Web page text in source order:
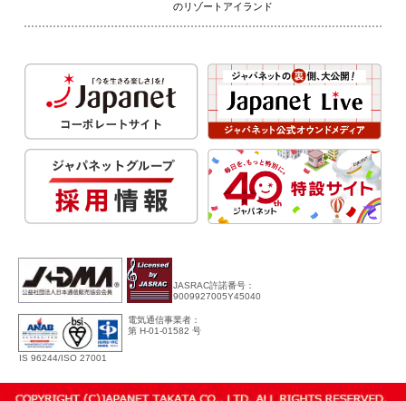
のリゾートアイランド
JASRAC許諾番号：
9009927005Y45040
IS 96244/ISO 27001
電気通信事業者：
第 H-01-01582 号